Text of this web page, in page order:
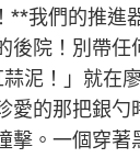
**我們的推進
後院！別帶任
泥！」就在
愛的那把銀勺
擊。一個穿著